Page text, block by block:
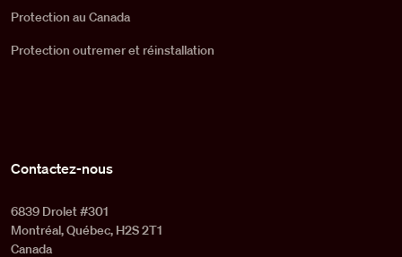
Protection au Canada
Protection outremer et réinstallation
Contactez-nous
6839 Drolet #301
Montréal, Québec, H2S 2T1
Canada